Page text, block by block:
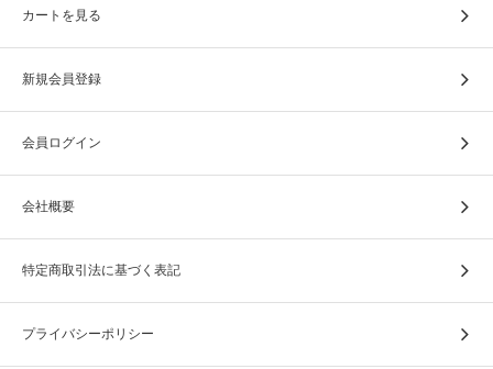
③ボックスを宅配業者へ引き渡します。
梱包が完了しましたら、ヤマト運輸に集荷依頼をして出荷
＊宅配会社に引き渡し時に、購入したコースのサイズ以内
④お品が「還源（げんげん）」到着。
かどうかを確認させていただきます。
カートを見る
新規会員登録
会員ログイン
会社概要
特定商取引法に基づく表記
プライバシーポリシー